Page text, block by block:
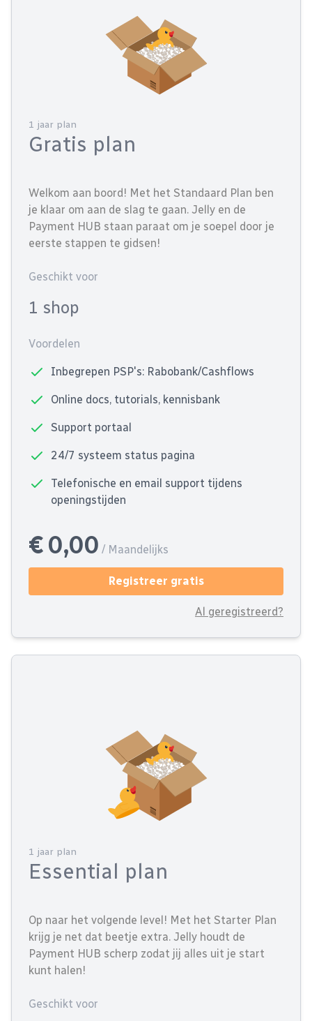
1 jaar plan
Gratis plan
Welkom aan boord! Met het Standaard Plan ben
je klaar om aan de slag te gaan. Jelly en de
Payment HUB staan paraat om je soepel door je
eerste stappen te gidsen!
Geschikt voor
1 shop
Voordelen
Inbegrepen PSP's: Rabobank/Cashflows
Online docs, tutorials, kennisbank
Support portaal
24/7 systeem status pagina
Telefonische en email support tijdens
openingstijden
€ 0,00 / Maandelijks
Registreer gratis
Al geregistreerd?
1 jaar plan
Essential plan
Op naar het volgende level! Met het Starter Plan
krijg je net dat beetje extra. Jelly houdt de
Payment HUB scherp zodat jij alles uit je start
kunt halen!
Geschikt voor